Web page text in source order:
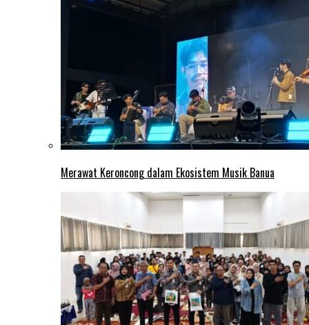
Merawat Keroncong dalam Ekosistem Musik Banua